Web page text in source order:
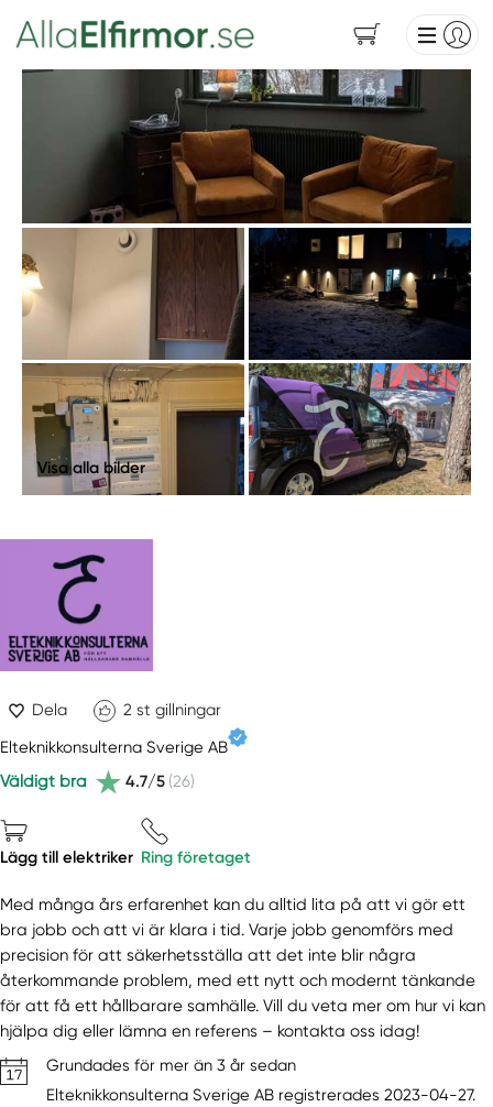
Visa alla bilder
Dela 2 st gillningar
Elteknikkonsulterna Sverige AB
Väldigt bra
4.7/5 (26)
Lägg till elektriker Ring företaget
Med många års erfarenhet kan du alltid lita på att vi gör ett
bra jobb och att vi är klara i tid. Varje jobb genomförs med
precision för att säkerhetsställa att det inte blir några
återkommande problem, med ett nytt och modernt tänkande
för att få ett hållbarare samhälle. Vill du veta mer om hur vi kan
hjälpa dig eller lämna en referens – kontakta oss idag!
Grundades för mer än 3 år sedan
Elteknikkonsulterna Sverige AB registrerades 2023-04-27.